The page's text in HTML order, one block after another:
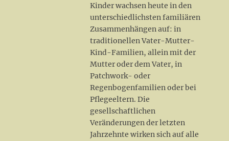
Kinder wachsen heute in den
unterschiedlichsten familiären
Zusammenhängen auf: in
traditionellen Vater-Mutter-
Kind-Familien, allein mit der
Mutter oder dem Vater, in
Patchwork- oder
Regenbogenfamilien oder bei
Pflegeeltern. Die
gesellschaftlichen
Veränderungen der letzten
Jahrzehnte wirken sich auf alle